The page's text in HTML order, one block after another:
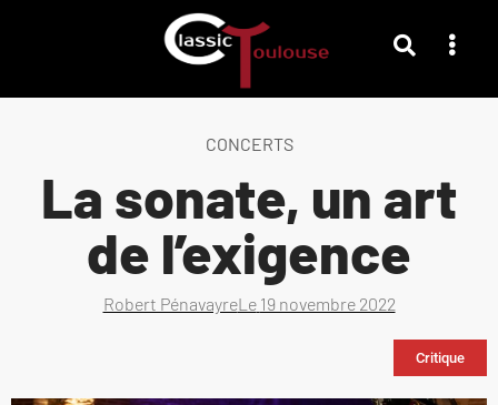
CONCERTS
La sonate, un art
de l’exigence
Robert PénavayreLe 19 novembre 2022
Critique